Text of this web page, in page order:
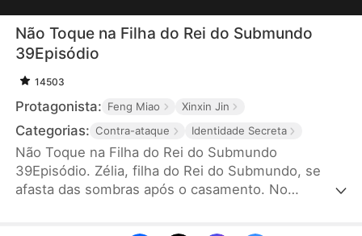
Não Toque na Filha do Rei do Submundo
39Episódio
14503
Protagonista: Feng Miao Xinxin Jin
Categorias: Contra-ataque Identidade Secreta
Não Toque na Filha do Rei do Submundo
39Episódio. Zélia, filha do Rei do Submundo, se
afasta das sombras após o casamento. No